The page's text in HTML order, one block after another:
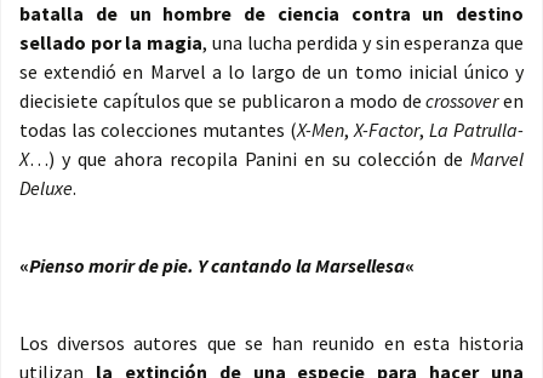
batalla de un hombre de ciencia contra un destino
sellado por la magia, una lucha perdida y sin esperanza que
se extendió en Marvel a lo largo de un tomo inicial único y
diecisiete capítulos que se publicaron a modo decrossoveren
todas las colecciones mutantes (X-Men,X-Factor, La Patrulla-
X…) y que ahora recopila Panini en su colección de Marvel
Deluxe.
«Pienso morir de pie. Y cantando la Marsellesa«
Los diversos autores que se han reunido en esta historia
utilizan la extinción de una especie para hacer una